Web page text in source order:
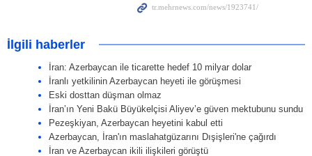
İlgili haberler
İran: Azerbaycan ile ticarette hedef 10 milyar dolar
İranlı yetkilinin Azerbaycan heyeti ile görüşmesi
Eski dosttan düşman olmaz
İran’ın Yeni Bakü Büyükelçisi Aliyev’e güven mektubunu sundu
Pezeşkiyan, Azerbaycan heyetini kabul etti
Azerbaycan, İran'ın maslahatgüzarını Dışişleri'ne çağırdı
İran ve Azerbaycan ikili ilişkileri görüştü